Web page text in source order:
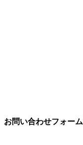
お問い合わせフォーム